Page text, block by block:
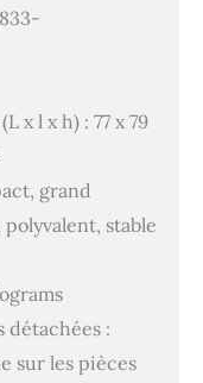
x l x h) : 77 x 79
grand
stable
détachées :
sur les pièces